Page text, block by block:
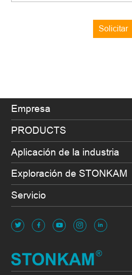
Solicitar
Empresa
PRODUCTS
Aplicación de la industria
Exploración de STONKAM
Servicio